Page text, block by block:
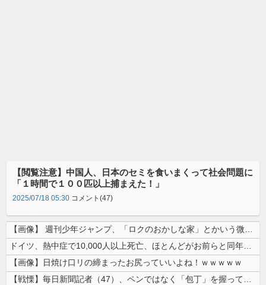
【閲覧注意】中国人、日本のセミを食いまくって社会問題に
「１時間で１００匹以上捕まえた！」
2025/07/18 05:30 コメント(47)
【画像】 週刊少年ジャンプ、「ロクのおかしな家」とかいう微妙な漫画を巻...
ドイツ、熱中症で10,000人以上死亡、ほとんどがお前らと同年代で若者...
【画像】日焼け口リの締まったお尻っていいよね！ｗｗｗｗｗ
【戦慄】毎日新聞記者（47）、ペンではなく「包丁」を握ってしまった結果...